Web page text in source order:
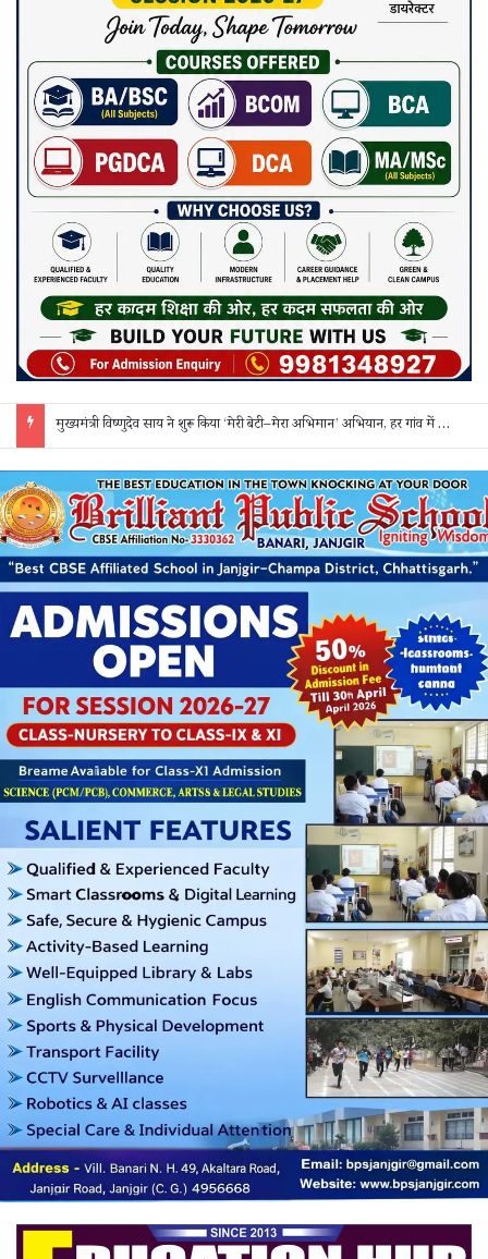
मुख्यमंत्री विष्णुदेव साय ने शुरू किया ‘मेरी बेटी–मेरा अभिमान’ अभियान, हर गांव में मुक्तिधाम और हर स्कूल में बालिका शौचालय